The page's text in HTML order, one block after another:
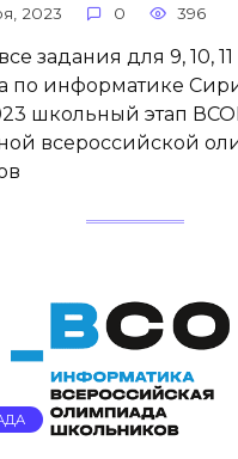
2023 0 396
задания для 9, 10, 11
по информатике
школьный этап
всероссийской